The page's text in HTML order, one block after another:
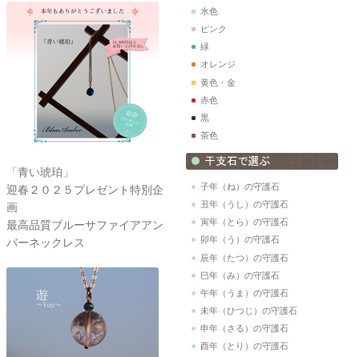
「青い琥珀」
迎春２０２５プレゼント特別企
画
最高品質ブルーサファイアアン
バーネックレス
水色
ピンク
緑
オレンジ
黄色・金
赤色
黒
茶色
子年（ね）の守護石
丑年（うし）の守護石
寅年（とら）の守護石
卯年（う）の守護石
辰年（たつ）の守護石
巳年（み）の守護石
午年（うま）の守護石
未年（ひつじ）の守護石
申年（さる）の守護石
酉年（とり）の守護石